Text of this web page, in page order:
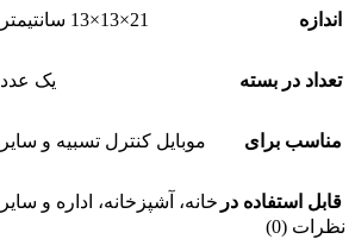
اندازه 21×13×13 سانتیمتر
تعداد در بسته یک عدد
مناسب برای موبایل کنترل تسبیه و سایر
قابل استفاده در خانه، آشپزخانه، اداره و سایر
نظرات (0)